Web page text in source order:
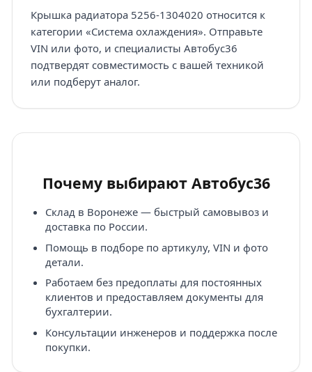
Крышка радиатора 5256-1304020 относится к
категории «Система охлаждения». Отправьте
VIN или фото, и специалисты Автобус36
подтвердят совместимость с вашей техникой
или подберут аналог.
Почему выбирают Автобус36
Склад в Воронеже — быстрый самовывоз и
доставка по России.
Помощь в подборе по артикулу, VIN и фото
детали.
Работаем без предоплаты для постоянных
клиентов и предоставляем документы для
бухгалтерии.
Консультации инженеров и поддержка после
покупки.